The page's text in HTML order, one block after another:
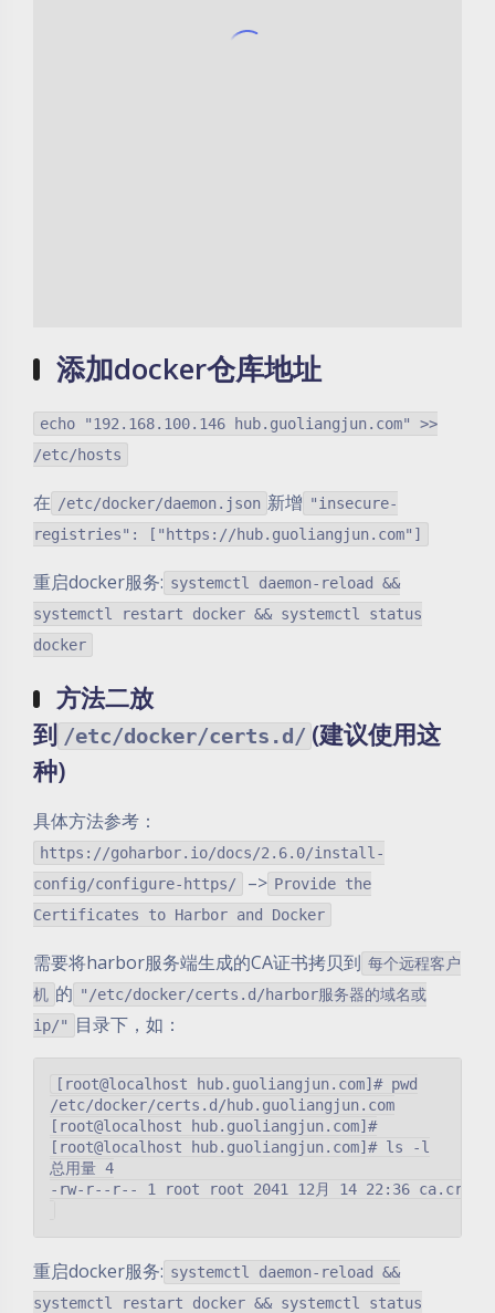
添加docker仓库地址
echo "192.168.100.146 hub.guoliangjun.com" >>
/etc/hosts
在 /etc/docker/daemon.json 新增 "insecure-
registries": ["https://hub.guoliangjun.com"]
重启docker服务: systemctl daemon-reload &&
systemctl restart docker && systemctl status
docker
方法二放
到 /etc/docker/certs.d/ (建议使用这
种)
具体方法参考：
https://goharbor.io/docs/2.6.0/install-
config/configure-https/
–> Provide the
Certificates to Harbor and Docker
需要将harbor服务端生成的CA证书拷贝到 每个远程客户
机 的 "/etc/docker/certs.d/harbor服务器的域名或
ip/"
目录下，如：
[root@localhost hub.guoliangjun.com]# pwd
/etc/docker/certs.d/hub.guoliangjun.com
[root@localhost hub.guoliangjun.com]#
[root@localhost hub.guoliangjun.com]# ls -l
总用量 4
-rw-r--r-- 1 root root 2041 12月 14 22:36 ca.crt
重启docker服务: systemctl daemon-reload &&
systemctl restart docker && systemctl status